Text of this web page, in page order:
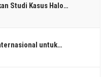
Studi Kasus Halo…
untuk…